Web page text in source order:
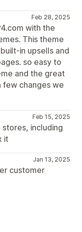
Feb 28, 2025
with the
This theme
in upsells and
so easy to
and the great
few changes we
Feb 15, 2025
including
it
Jan 13, 2025
customer